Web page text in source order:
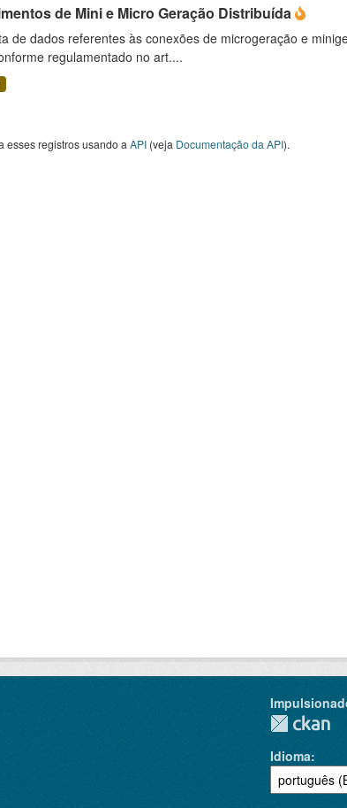
de Mini e Micro Geração Distribuída
de dados referentes às conexões de microgeração e
regulamentado no art....
esses registros usando a API(veja Documentação da API).
Idioma